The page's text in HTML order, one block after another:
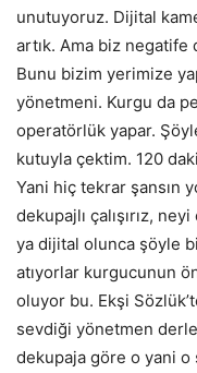
unutuyoruz. Dijital
artık. Ama biz negatife
Bunu bizim yerimize
yönetmeni. Kurgu da
operatörlük yapar.
kutuyla çektim. 120
Yani hiç tekrar şansın
dekupajlı çalışırız,
ya dijital olunca şöyle
atıyorlar kurgucunun
oluyor bu. Ekşi
sevdiği yönetmen
dekupaja göre o yani o